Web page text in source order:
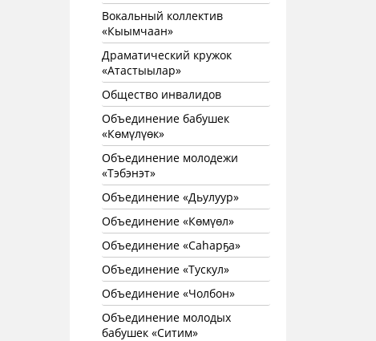
Вокальный коллектив
«Кыымчаан»
Драматический кружок
«Атастыылар»
Общество инвалидов
Объединение бабушек
«Көмүлүөк»
Объединение молодежи
«Тэбэнэт»
Объединение «Дьулуур»
Объединение «Көмүөл»
Объединение «Саhарҕа»
Объединение «Тускул»
Объединение «Чолбон»
Объединение молодых
бабушек «Ситим»